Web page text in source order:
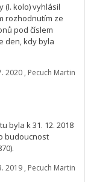
(I. kolo) vyhlásil
rozhodnutím ze
pod číslem
den, kdy byla
2020 , Pecuch Martin
byla k 31. 12. 2018
budoucnost
2019 , Pecuch Martin